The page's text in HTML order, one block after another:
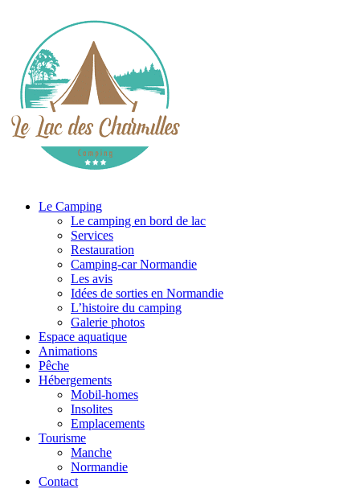
Le Camping
Le camping en bord de lac
Services
Restauration
Camping-car Normandie
Les avis
Idées de sorties en Normandie
L’histoire du camping
Galerie photos
Espace aquatique
Animations
Pêche
Hébergements
Mobil-homes
Insolites
Emplacements
Tourisme
Manche
Normandie
Contact